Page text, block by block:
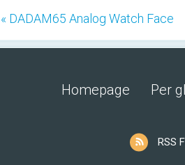
« DADAM65 Analog Watch Face
Homepage Per
RSS